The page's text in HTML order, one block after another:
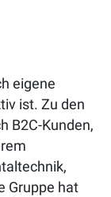
eigene
ist. Zu den
B2C-Kunden,
Gruppe hat